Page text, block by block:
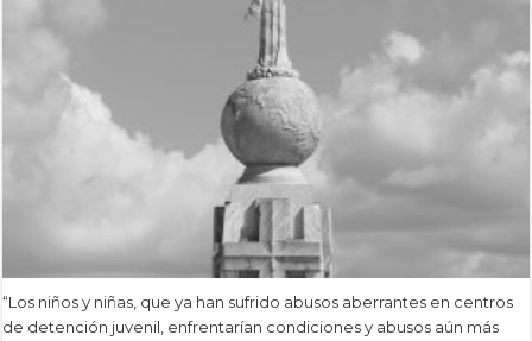
“Los niños y niñas, que ya han sufrido abusos aberrantes en centros
de detención juvenil, enfrentarían condiciones y abusos aún más